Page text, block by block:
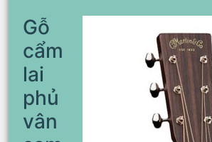
Gỗ
cẩm
lai
phủ
vân